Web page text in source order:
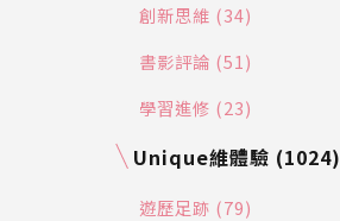
創新思維 (34)
書影評論 (51)
學習進修 (23)
Unique維體驗 (1024)
遊歷足跡 (79)